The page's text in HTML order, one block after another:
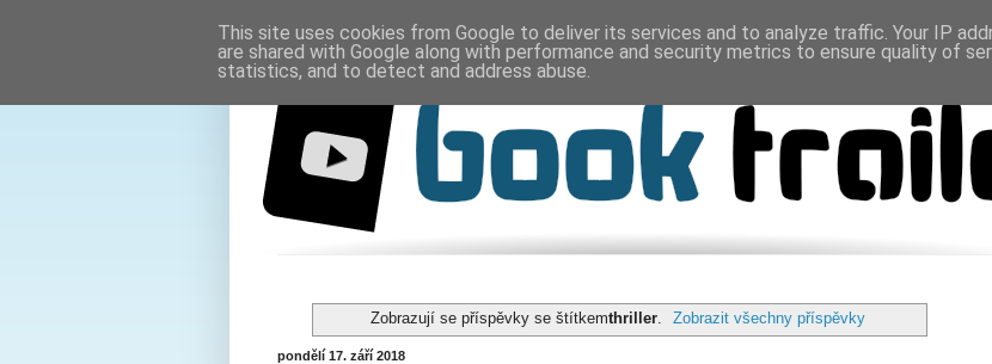
Zobrazují se příspěvky se štítkemthriller. Zobrazit všechny příspěvky
pondělí 17. září 2018
This site uses cookies from Google to deliver its services and to analyze traffic. Your IP
are shared with Google along with performance and security metrics to ensure quality of
statistics, and to detect and address abuse.